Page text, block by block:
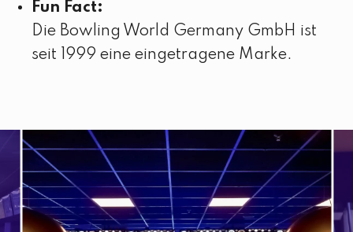
Fun Fact:
Die Bowling World Germany GmbH ist
seit 1999 eine eingetragene Marke.